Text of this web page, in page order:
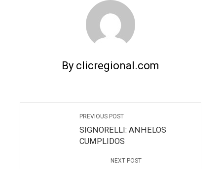
By clicregional.com
PREVIOUS POST
SIGNORELLI: ANHELOS
CUMPLIDOS
NEXT POST